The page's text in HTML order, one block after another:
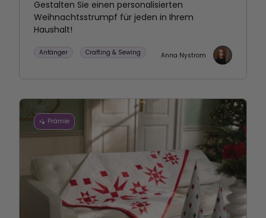
Gestalten Sie einen personalisierten
Weihnachtsstrumpf für jeden in Ihrem
Haushalt!
Anfänger Crafting & Sewing Anna Nystrom
Prämie